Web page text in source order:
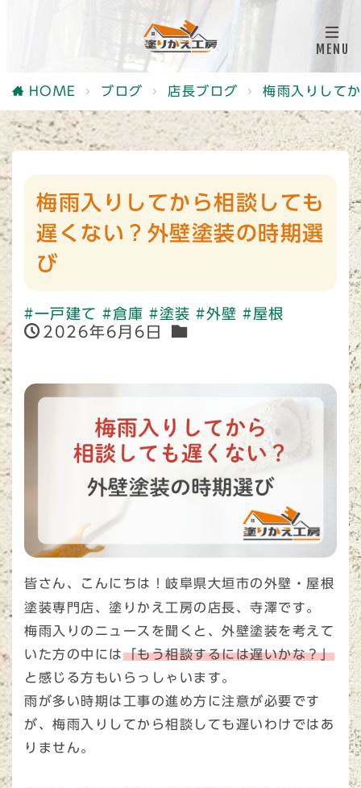
HOME ブログ 店長ブログ 梅雨入りして
梅雨入りしてから相談しても
遅くない？外壁塗装の時期選
び
#一戸建て #倉庫 #塗装 #外壁 #屋根
2026年6月6日
皆さん、こんにちは！岐阜県大垣市の外壁・屋根
塗装専門店、塗りかえ工房の店長、寺澤です。
梅雨入りのニュースを聞くと、外壁塗装を考えて
いた方の中には「もう相談するには遅いかな？」
と感じる方もいらっしゃいます。
雨が多い時期は工事の進め方に注意が必要です
が、梅雨入りしてから相談しても遅いわけではあ
りません。